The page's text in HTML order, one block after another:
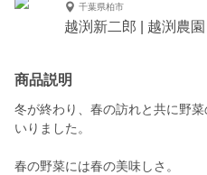
千葉県柏市
越渕新二郎 | 越渕農
商品説明
冬が終わり、春の訪れと共に野
いりました。
春の野菜には春の美味しさ。